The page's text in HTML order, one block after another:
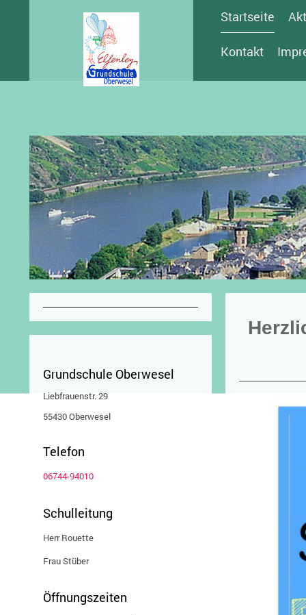
Startseite
Kontakt
Grundschule Oberwesel
Liebfrauenstr. 29
55430 Oberwesel
Telefon
06744-94010
Schulleitung
Herr Rouette
​Frau Stüber
Öffnungszeiten